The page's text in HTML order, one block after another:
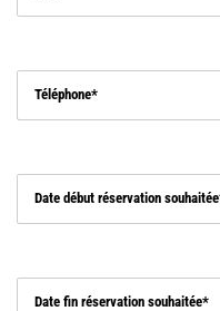
Téléphone
Date début réservation souhaitée
Date fin réservation souhaitée